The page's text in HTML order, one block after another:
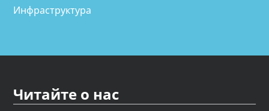
Инфраструктура
Читайте о нас